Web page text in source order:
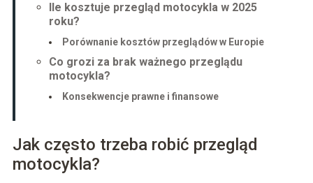
Ile kosztuje przegląd motocykla w 2025
roku?
Porównanie kosztów przeglądów w Europie
Co grozi za brak ważnego przeglądu
motocykla?
Konsekwencje prawne i finansowe
Jak często trzeba robić przegląd
motocykla?